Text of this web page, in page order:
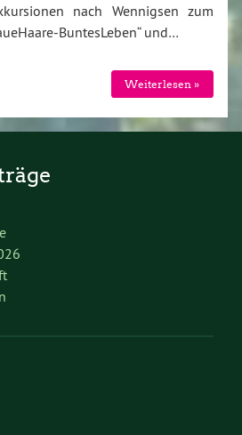
nach Wennigsen zum
BuntesLeben“ und…
Weiterlesen »